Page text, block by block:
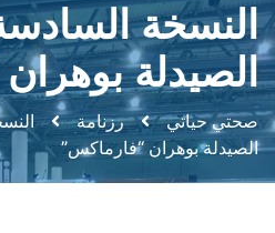
النسخة
الصيدلة
صحتي حياتي رزنامة
الصيدلة بوهران “فارماكس”